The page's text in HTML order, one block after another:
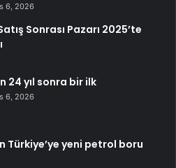
6, 2026
Sonrası Pazarı 2025’te
24 yıl sonra bir ilk
6, 2026
Türkiye’ye yeni petrol boru